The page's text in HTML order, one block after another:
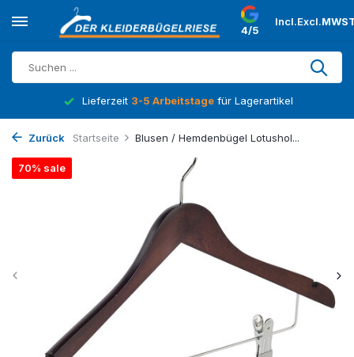
4/5
Incl.Excl.
Lieferzeit 3-5 Arbeitstage für Lagerartikel
Zurück Startseite Blusen / Hemdenbügel Lotushol...
70% sale